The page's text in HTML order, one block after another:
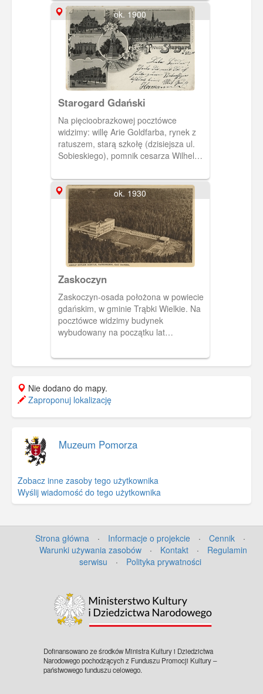
ok. 1900
Starogard Gdański
Na pięcioobrazkowej pocztówce
widzimy: willę Arie Goldfarba, rynek z
ratuszem, starą szkołę (dzisiejsza ul.
Sobieskiego), pomnik cesarza Wilhelma
(dzisiejsza Hallera).
ok. 1930
Zaskoczyn
Zaskoczyn-osada położona w powiecie
gdańskim, w gminie Trąbki Wielkie. Na
pocztówce widzimy budynek
wybudowany na początku lat
wypoczynkowy dla dzieci z
niezamożnych gdańskich rodzin. Po
Gdańsku przez NSDAP zaczął pełnić
funkcję szkoły partyjnej (Adolf Hitler
Schule).
Nie dodano do mapy.
Zaproponuj lokalizację
Muzeum Pomorza
Zobacz inne zasoby tego użytkownika
Wyślij wiadomość do tego użytkownika
Strona główna · Informacje o projekcie · Cennik
·
Warunki używania zasobów
· Kontakt ·
Regulamin
serwisu
· Polityka prywatności
Dofinansowano ze środków Ministra Kultury i Dziedzictwa
Narodowego pochodzących z Funduszu Promocji Kultury –
państwowego funduszu celowego.